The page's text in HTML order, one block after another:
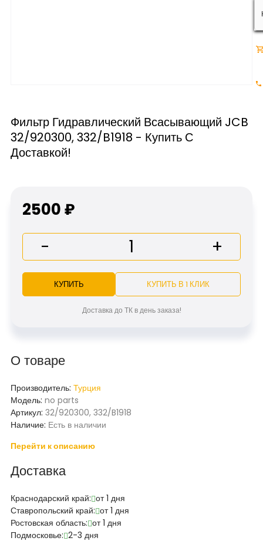
Фильтр Гидравлический Всасывающий JCB
32/920300, 332/B1918 - Купить С
Доставкой!
О товаре
Производитель: Турция
Модель: no parts
Артикул: 32/920300, 332/B1918
Наличие: Есть в наличии
Перейти к описанию
Доставка
Краснодарский край: от 1 дня
Ставропольский край: от 1 дня
Ростовская область: от 1 дня
Подмосковье: 2-3 дня
2500 ₽
- +
КУПИТЬ КУПИТЬ В 1 КЛИК
Доставка до ТК в день заказа!